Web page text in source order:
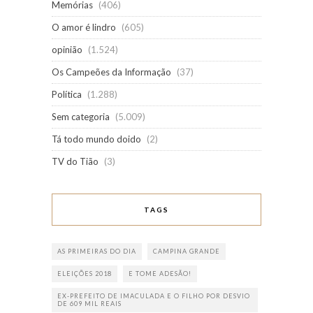
Memórias (406)
O amor é lindro
(605)
opinião
(1.524)
Os Campeões da Informação
(37)
Política
(1.288)
Sem categoria
(5.009)
Tá todo mundo doido
(2)
TV do Tião
(3)
TAGS
AS PRIMEIRAS DO DIA CAMPINA GRANDE
ELEIÇÕES 2018 E TOME ADESÃO!
EX-PREFEITO DE IMACULADA E O FILHO POR DESVIO
DE 609 MIL REAIS